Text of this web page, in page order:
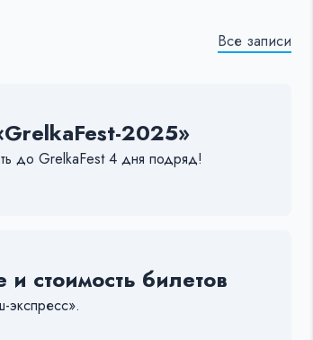
Все записи
2025»
до GrelkaFest 4 дня подряд!
стоимость билетов